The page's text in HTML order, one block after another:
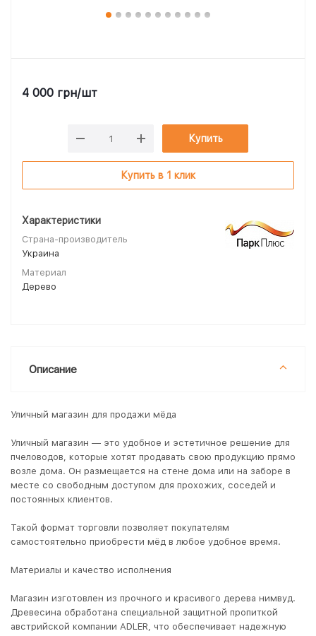
Характеристики
Страна-производитель
Украина
Материал
Дерево
4 000 грн/шт
Купить
Купить в 1 клик
Описание
Уличный магазин для продажи мёда
Уличный магазин — это удобное и эстетичное решение для
пчеловодов, которые хотят продавать свою продукцию прямо
возле дома. Он размещается на стене дома или на заборе в
месте со свободным доступом для прохожих, соседей и
постоянных клиентов.
Такой формат торговли позволяет покупателям
самостоятельно приобрести мёд в любое удобное время.
Материалы и качество исполнения
Магазин изготовлен из прочного и красивого дерева нимвуд.
Древесина обработана специальной защитной пропиткой
австрийской компании ADLER, что обеспечивает надежную